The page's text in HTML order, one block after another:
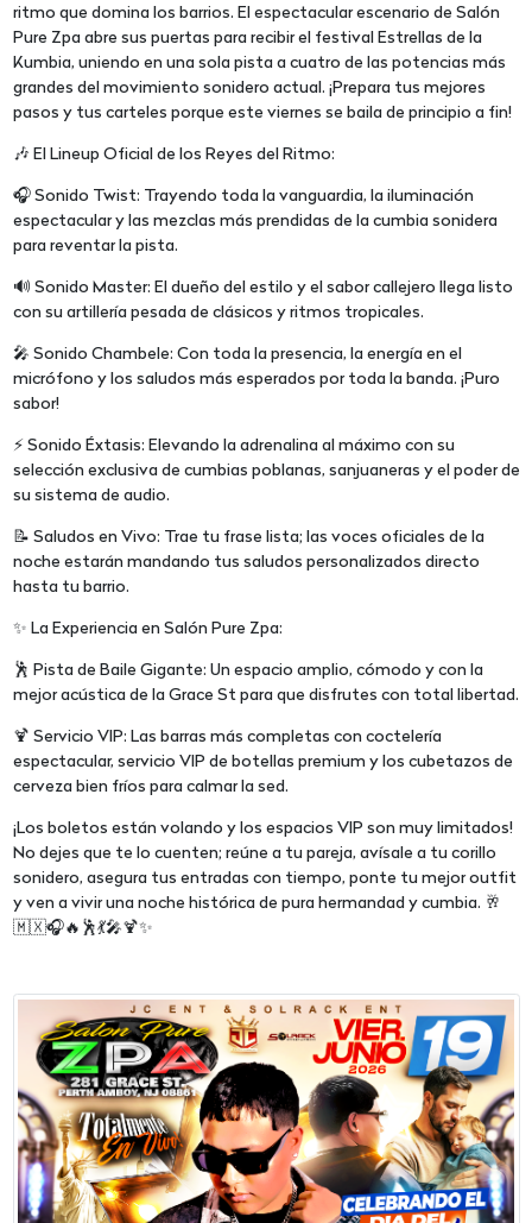
ritmo que domina los barrios. El espectacular escenario de Salón
Pure Zpa abre sus puertas para recibir el festival Estrellas de la
Kumbia, uniendo en una sola pista a cuatro de las potencias más
grandes del movimiento sonidero actual. ¡Prepara tus mejores
pasos y tus carteles porque este viernes se baila de principio a fin!
🎶 El Lineup Oficial de los Reyes del Ritmo:
🎧 Sonido Twist: Trayendo toda la vanguardia, la iluminación
espectacular y las mezclas más prendidas de la cumbia sonidera
para reventar la pista.
🔊 Sonido Master: El dueño del estilo y el sabor callejero llega listo
con su artillería pesada de clásicos y ritmos tropicales.
🎤 Sonido Chambele: Con toda la presencia, la energía en el
micrófono y los saludos más esperados por toda la banda. ¡Puro
sabor!
⚡ Sonido Éxtasis: Elevando la adrenalina al máximo con su
selección exclusiva de cumbias poblanas, sanjuaneras y el poder de
su sistema de audio.
📝 Saludos en Vivo: Trae tu frase lista; las voces oficiales de la
noche estarán mandando tus saludos personalizados directo
hasta tu barrio.
✨ La Experiencia en Salón Pure Zpa:
🕺 Pista de Baile Gigante: Un espacio amplio, cómodo y con la
mejor acústica de la Grace St para que disfrutes con total libertad.
🍹 Servicio VIP: Las barras más completas con coctelería
espectacular, servicio VIP de botellas premium y los cubetazos de
cerveza bien fríos para calmar la sed.
¡Los boletos están volando y los espacios VIP son muy limitados!
No dejes que te lo cuenten; reúne a tu pareja, avísale a tu corillo
sonidero, asegura tus entradas con tiempo, ponte tu mejor outfit
y ven a vivir una noche histórica de pura hermandad y cumbia. 🥂
🇲🇽🎧🔥🕺💃🎤🍹✨